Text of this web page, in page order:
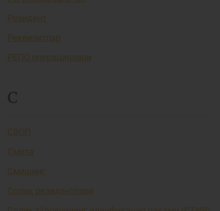
Резидент
Реквизитлар
РЕПО операциялари
С
СВОП
Смета
Смишинг
Солиқ резидентлари